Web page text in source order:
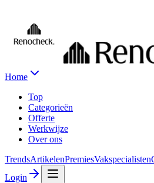
Home
Top
Categorieën
Offerte
Werkwijze
Over ons
TrendsArtikelenPremiesVakspecialisten
Login